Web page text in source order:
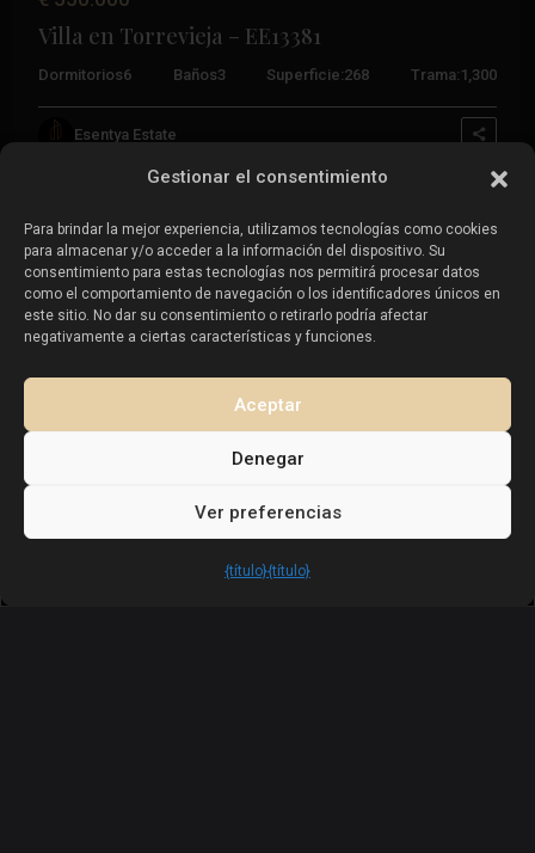
Gestionar el consentimiento
Para brindar la mejor experiencia, utilizamos tecnologías como cookies
para almacenar y/o acceder a la información del dispositivo. Su
consentimiento para estas tecnologías nos permitirá procesar datos
como el comportamiento de navegación o los identificadores únicos en
este sitio. No dar su consentimiento o retirarlo podría afectar
negativamente a ciertas características y funciones.
Aceptar
Denegar
Ver preferencias
{título}{título}
Villa en Torrevieja – EE13381
Dormitorios6 Baños3 Superficie:268 Trama: 1,300
Esentya Estate
Propiedades en venta:
Propiedades en venta en Torrevieja
Propiedades en venta en La Zenia
Propiedades en venta en Cabo Roig
Vende tu propiedad:
Vender propiedad en La Mata